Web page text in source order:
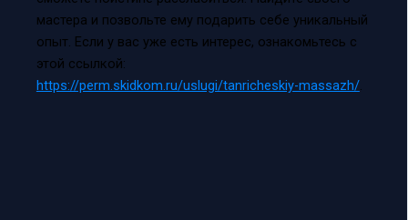
мастера и позвольте ему подарить себе уникальный
опыт. Если у вас уже есть интерес, ознакомьтесь с
этой ссылкой:
https://perm.skidkom.ru/uslugi/tanricheskiy-massazh/.